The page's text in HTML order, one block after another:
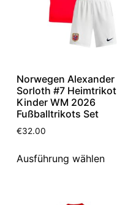
Norwegen Alexander
Sorloth #7 Heimtrikot
Kinder WM 2026
Fußballtrikots Set
€32.00
Ausführung wählen